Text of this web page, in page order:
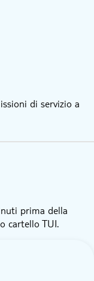
di servizio a
prima della
cartello TUI.